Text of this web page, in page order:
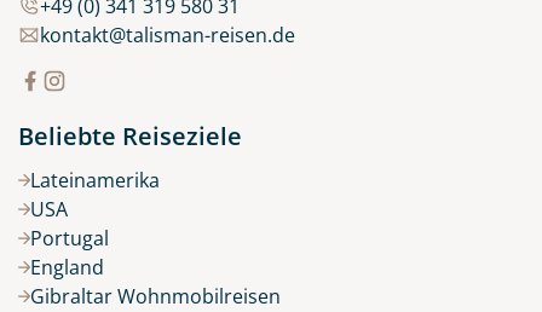
+49 (0) 341 319 580 31
kontakt@talisman-reisen.de
Beliebte Reiseziele
Lateinamerika
USA
Portugal
England
Gibraltar Wohnmobilreisen